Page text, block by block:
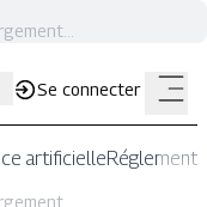
Se connecter
artificielle